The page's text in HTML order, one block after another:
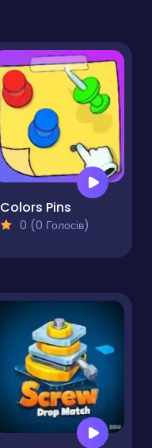
Colors Pins
0 (0 Голосів)